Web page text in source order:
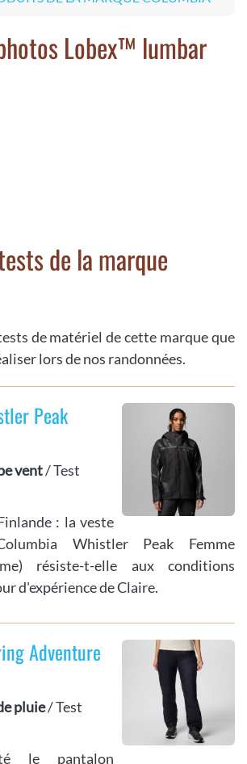
Lobex™ lumbar
de la marque
de matériel de cette marque que
lors de nos randonnées.
Peak
vent/ Test
: la veste
Whistler Peak Femme
résiste-t-elle aux conditions
d'expérience de Claire.
Adventure
pluie/ Test
le pantalon